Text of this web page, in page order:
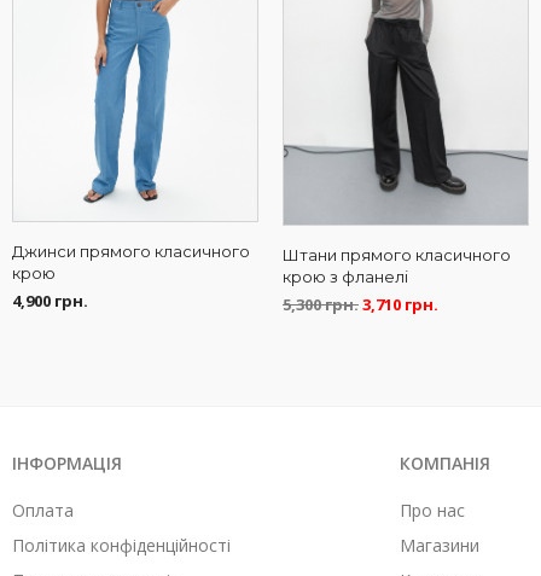
Джинси прямого класичного
крою
4,900 грн.
Штани прямого класичного
крою з фланелі
5,300грн.3,710 грн.
ІНФОРМАЦІЯ
Оплата
Політика конфіденційності
КОМПАНІЯ
Про нас
Магазини